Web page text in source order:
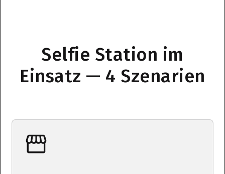
Selfie Station im
Einsatz — 4 Szenarien